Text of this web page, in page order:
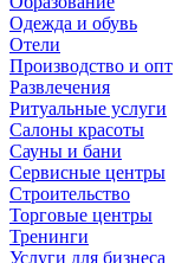
Одежда и обувь
Отели
Производство и опт
Развлечения
Ритуальные услуги
Салоны красоты
Сауны и бани
Сервисные центры
Строительство
Торговые центры
Тренинги
Услуги для бизнеса